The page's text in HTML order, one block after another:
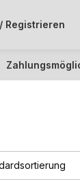
Registrieren